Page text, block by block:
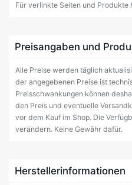
Für verlinkte Seiten und Produkte
Preisangaben und
Alle Preise werden täglich
der angegebenen Preise ist
Preisschwankungen können
den Preis und eventuelle
vor dem Kauf im Shop. Die
verändern. Keine Gewähr dafür.
Herstellerinformationen